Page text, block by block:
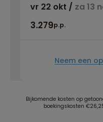
vr 22 okt / za 13
3.279p.p.
Neem een
Bijkomende kosten op
boekingskosten